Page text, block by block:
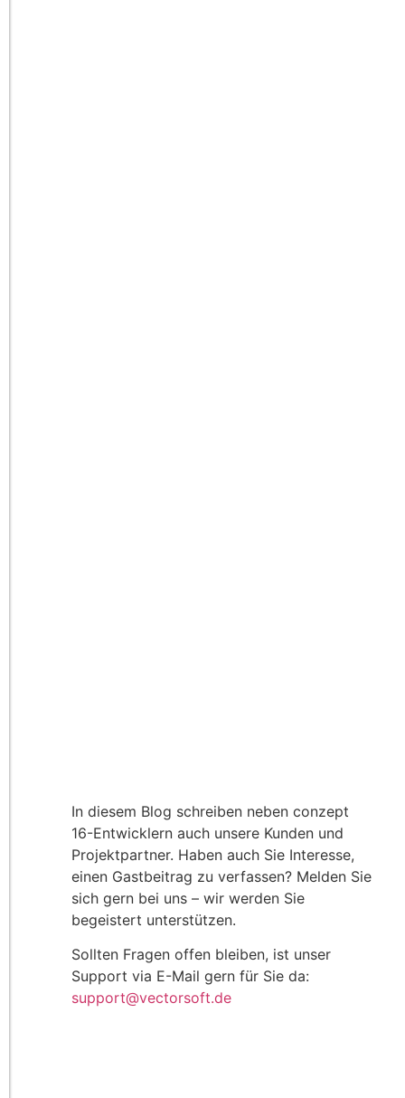
In diesem Blog schreiben neben conzept
16-Entwicklern auch unsere Kunden und
Projektpartner. Haben auch Sie Interesse,
einen Gastbeitrag zu verfassen? Melden Sie
sich gern bei uns – wir werden Sie
begeistert unterstützen.
Sollten Fragen offen bleiben, ist unser
Support via E-Mail gern für Sie da:
support@vectorsoft.de